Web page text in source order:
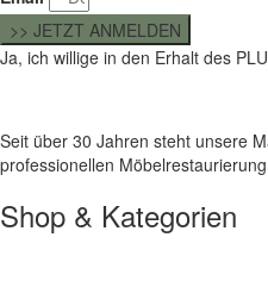
>> JETZT ANMELDEN
Ja, ich willige in den Erhalt des
Seit über 30 Jahren steht unsere
professionellen
Shop & Kategorien